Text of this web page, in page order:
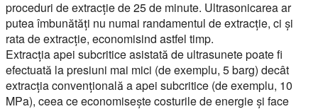
proceduri de extracție de 25 de minute. Ultrasonicarea ar
putea îmbunătăți nu numai randamentul de extracție, ci și
rata de extracție, economisind astfel timp.
Extracția apei subcritice asistată de ultrasunete poate fi
efectuată la presiuni mai mici (de exemplu, 5 barg) decât
extracția convențională a apei subcritice (de exemplu, 10
MPa), ceea ce economisește costurile de energie și face